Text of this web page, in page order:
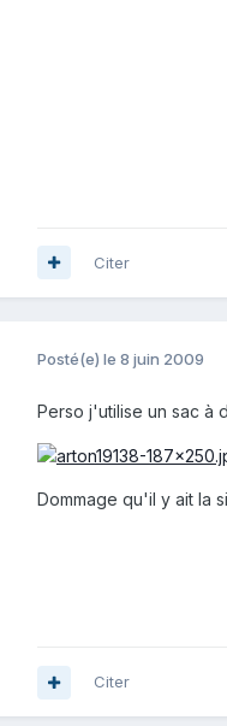
Citer
Posté(e) le 8 juin 2009
Perso j'utilise un sac à
Dommage qu'il y ait la
Citer